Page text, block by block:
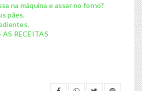
na máquina e assar no forno?
pães.
RECEITAS